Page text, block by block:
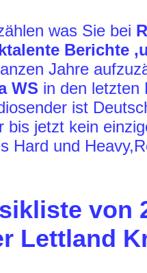
was Sie bei
Berichte
Jahre
WS in den letzten
ist
bis jetzt kein
Hard und
von
Lettland